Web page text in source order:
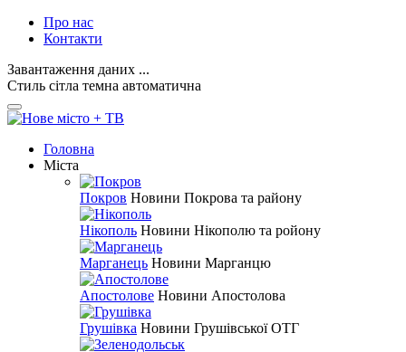
Про нас
Контакти
Завантаження даних ...
Стиль сітла темна автоматична
Головна
Міста
Покров Новини Покрова та району
Нікополь Новини Нікополю та ройону
Марганець Новини Марганцю
Апостолове Новини Апостолова
Грушівка Новини Грушівської ОТГ